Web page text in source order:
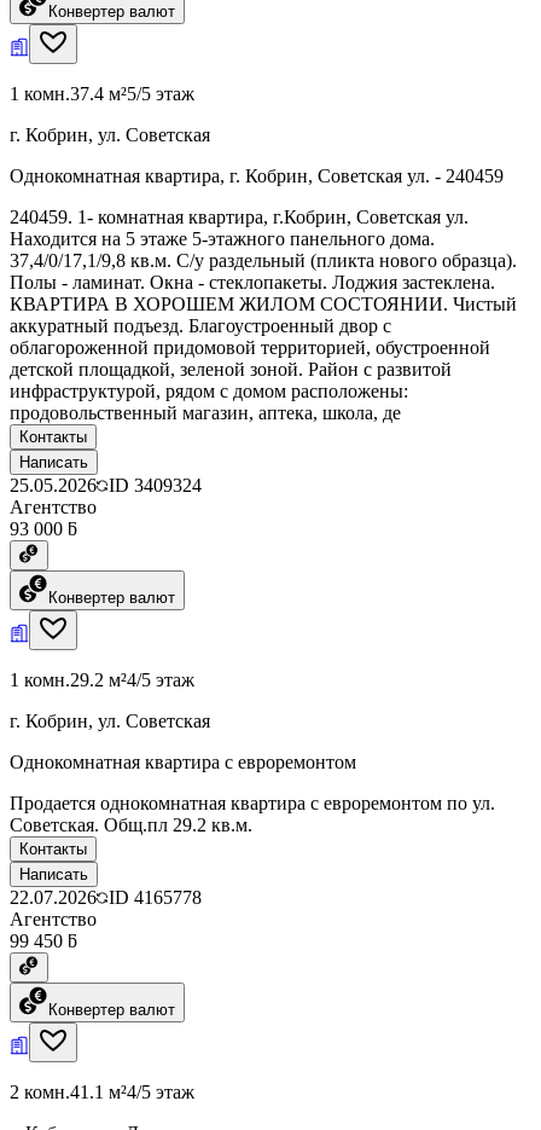
Конвертер валют
1 комн.37.4 м²5/5 этаж
г. Кобрин, ул. Советская
Однокомнатная квартира, г. Кобрин, Советская ул. - 240459
240459. 1- комнатная квартира, г.Кобрин, Советская ул.
Находится на 5 этаже 5-этажного панельного дома.
37,4/0/17,1/9,8 кв.м. С/у раздельный (пликта нового образца).
Полы - ламинат. Окна - стеклопакеты. Лоджия застеклена.
КВАРТИРА В ХОРОШЕМ ЖИЛОМ СОСТОЯНИИ. Чистый
аккуратный подъезд. Благоустроенный двор с
облагороженной придомовой территорией, обустроенной
детской площадкой, зеленой зоной. Район с развитой
инфраструктурой, рядом с домом расположены:
продовольственный магазин, аптека, школа, де
Контакты
Написать
25.05.2026 ID 3409324
Агентство
93 000 ƃ
Конвертер валют
1 комн.29.2 м²4/5 этаж
г. Кобрин, ул. Советская
Однокомнатная квартира с евроремонтом
Продается однокомнатная квартира с евроремонтом по ул.
Советская. Общ.пл 29.2 кв.м.
Контакты
Написать
22.07.2026 ID 4165778
Агентство
99 450 ƃ
Конвертер валют
2 комн.41.1 м²4/5 этаж